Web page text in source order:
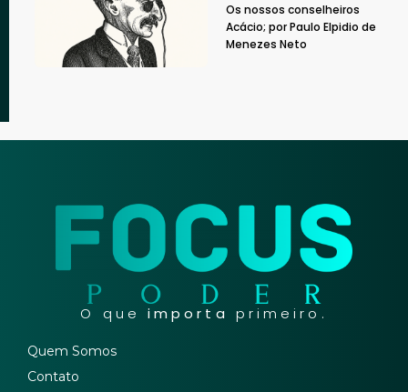
Os nossos conselheiros
Acácio; por Paulo Elpidio de
Menezes Neto
O que importa primeiro.
Quem Somos
Contato